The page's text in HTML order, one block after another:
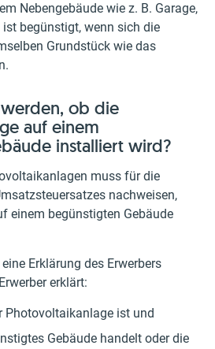
Nebengebäude wie z. B. Garage,
begünstigt, wenn sich die
Grundstück wie das
ob die
auf einem
installiert wird?
muss für die
nachweisen,
einem begünstigten Gebäude
Erklärung des Erwerbers
erklärt:
Photovoltaikanlage ist und
Gebäude handelt oder die